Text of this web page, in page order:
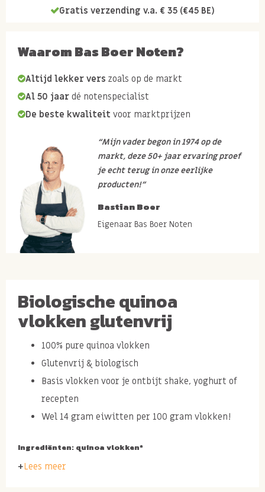
Gratis verzending v.a. € 35 (€45 BE)
Waarom Bas Boer Noten?
Altijd lekker vers zoals op de markt
Al 50 jaar dé notenspecialist
De beste kwaliteit voor marktprijzen
“Mijn vader begon in 1974 op de
markt, deze 50+ jaar ervaring proef
je echt terug in onze eerlijke
producten!”
Bastian Boer
Eigenaar Bas Boer Noten
Biologische quinoa
vlokken glutenvrij
100% pure quinoa vlokken
Glutenvrij & biologisch
Basis vlokken voor je ontbijt shake, yoghurt of
recepten
Wel 14 gram eiwitten per 100 gram vlokken!
Ingrediënten: quinoa vlokken*
* Biologische oorsprong.
Lees meer